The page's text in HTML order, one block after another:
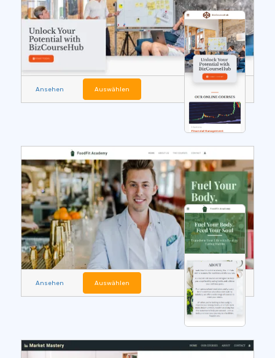
Ansehen Auswählen
Ansehen Auswählen